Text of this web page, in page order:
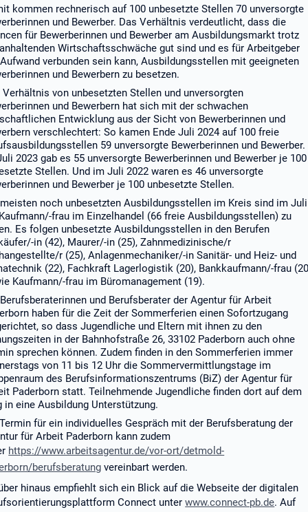
kommen rechnerisch auf 100 unbesetzte Stellen 70 unversorgte
und Bewerber. Das Verhältnis verdeutlicht, dass die
für Bewerberinnen und Bewerber am Ausbildungsmarkt trotz
Wirtschaftsschwäche gut sind und es für Arbeitgeber
verbunden sein kann, Ausbildungsstellen mit geeigneten
und Bewerbern zu besetzen.
Verhältnis von unbesetzten Stellen und unversorgten
und Bewerbern hat sich mit der schwachen
Entwicklung aus der Sicht von Bewerberinnen und
verschlechtert: So kamen Ende Juli 2024 auf 100 freie
59 unversorgte Bewerberinnen und Bewerber.
2023 gab es 55 unversorgte Bewerberinnen und Bewerber je 100
Stellen. Und im Juli 2022 waren es 46 unversorgte
und Bewerber je 100 unbesetzte Stellen.
noch unbesetzten Ausbildungsstellen im Kreis sind im Juli
frau im Einzelhandel (66 freie Ausbildungsstellen) zu
Es folgen unbesetzte Ausbildungsstellen in den Berufen
in (42), Maurer/-in (25), Zahnmedizinische/r
r (25), Anlagenmechaniker/-in Sanitär- und Heiz- und
(22), Fachkraft Lagerlogistik (20), Bankkaufmann/-frau
Kaufmann/-frau im Büromanagement (19).
und Berufsberater der Agentur für Arbeit
haben für die Zeit der Sommerferien einen Sofortzugang
so dass Jugendliche und Eltern mit ihnen zu den
in der Bahnhofstraße 26, 33102 Paderborn auch ohne
sprechen können. Zudem finden in den Sommerferien immer
von 11 bis 12 Uhr die Sommervermittlungstage im
des Berufsinformationszentrums (BiZ) der Agentur für
Paderborn statt. Teilnehmende Jugendliche finden dort auf dem
in eine Ausbildung Unterstützung.
für ein individuelles Gespräch mit der Berufsberatung der
für Arbeit Paderborn kann zudem
https://www.arbeitsagentur.de/vor-ort/detmold-
berufsberatung vereinbart werden.
hinaus empfiehlt sich ein Blick auf die Webseite der digitalen
Connect unterwww.connect-pb.de. Auf